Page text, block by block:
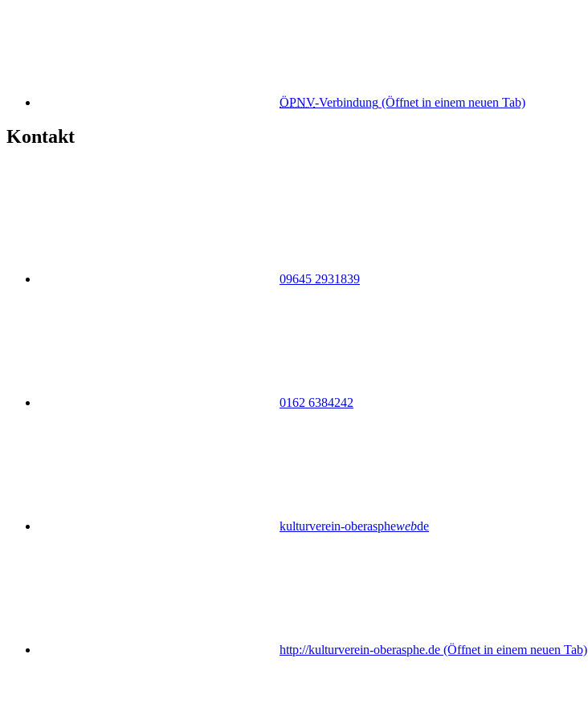
ÖPNV-Verbindung (Öffnet in einem neuen Tab)
Kontakt
09645 2931839
0162 6384242
kulturverein-oberasphewebde
http://kulturverein-oberasphe.de (Öffnet in einem neuen Tab)